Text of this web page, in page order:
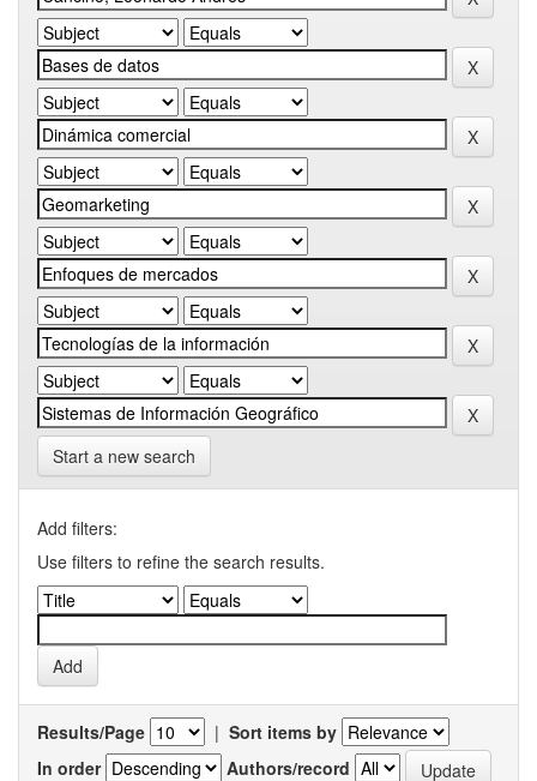
Start a new search
Add filters:
Use filters to refine the search results.
Results/Page | Sort items by
In order
Authors/record